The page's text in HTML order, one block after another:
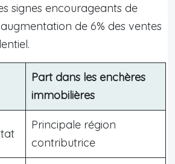
signes encourageants de
de 6% des ventes
Part dans les enchères
immobilières
Principale région
contributrice